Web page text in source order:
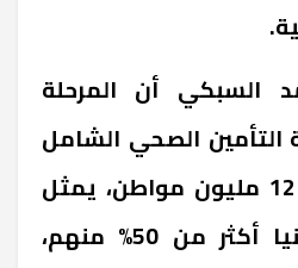
السبكي أن المرحلة
التأمين الصحي الشامل
تستهدف أكثر من 12 مليون مواطن، يمثل
أبناء محافظة المنيا أكثر من 50% منهم،